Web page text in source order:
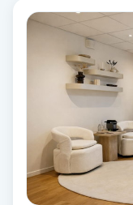
Regndroppsmassage
Reikihealing
Reiki massage